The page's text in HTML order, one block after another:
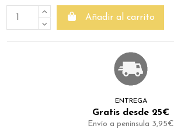
Añadir al carrito
ENTREGA
Gratis desde 25€
Envío a peninsula 3,95€